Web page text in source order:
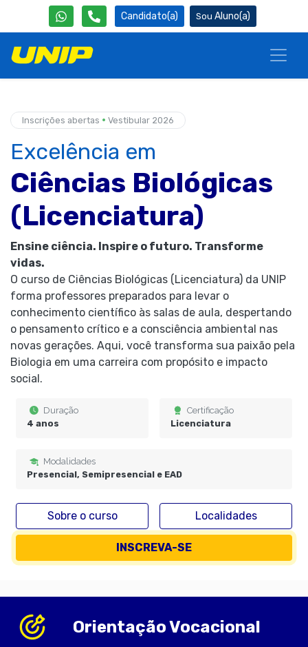
Candidato(a) Aluno(a)
Inscrições abertas • Vestibular 2026
Excelência em
Ciências Biológicas
(Licenciatura)
Ensine ciência. Inspire o futuro. Transforme
vidas.
O curso de Ciências Biológicas (Licenciatura) da UNIP
forma professores preparados para levar o
conhecimento científico às salas de aula, despertando
o pensamento crítico e a consciência ambiental nas
novas gerações. Aqui, você transforma sua paixão pela
Biologia em uma carreira com propósito e impacto
social.
Duração
4 anos
Certificação
Licenciatura
Modalidades
Presencial, Semipresencial e EAD
Sobre o curso Localidades
INSCREVA-SE
Orientação Vocacional